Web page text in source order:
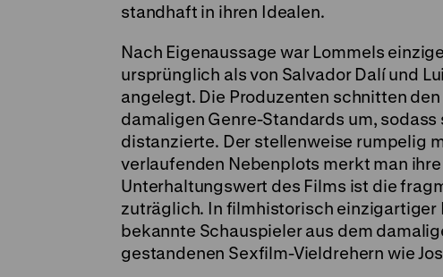
standhaft in ihren Idealen.
Nach Eigenaussage war Lommels
ursprünglich als von Salvador Dalí und
angelegt. Die Produzenten schnitten
damaligen Genre-Standards um,
distanzierte. Der stellenweise rumpelig
verlaufenden Nebenplots merkt man
Unterhaltungswert des Films ist die
zuträglich. In filmhistorisch
bekannte Schauspieler aus dem
gestandenen Sexfilm-Vieldrehern wie